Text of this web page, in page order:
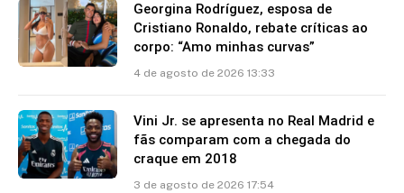
Georgina Rodríguez, esposa de
Cristiano Ronaldo, rebate críticas ao
corpo: “Amo minhas curvas”
4 de agosto de 2026 13:33
Vini Jr. se apresenta no Real Madrid e
fãs comparam com a chegada do
craque em 2018
3 de agosto de 2026 17:54